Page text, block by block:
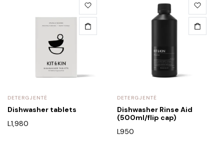
DETERGJENTË
Dishwasher tablets
L1,980
DETERGJENTË
Dishwasher Rinse Aid
(500ml/flip cap)
L950